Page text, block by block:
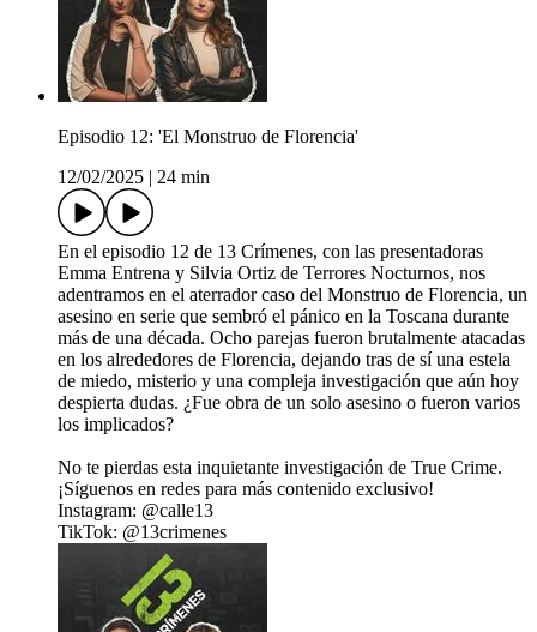
Episodio 12: 'El Monstruo de Florencia'
12/02/2025
24 min
En el episodio 12 de 13 Crímenes, con las presentadoras
Emma Entrena y Silvia Ortiz de Terrores Nocturnos, nos
adentramos en el aterrador caso del Monstruo de Florencia, un
asesino en serie que sembró el pánico en la Toscana durante
más de una década. Ocho parejas fueron brutalmente atacadas
en los alrededores de Florencia, dejando tras de sí una estela
de miedo, misterio y una compleja investigación que aún hoy
despierta dudas. ¿Fue obra de un solo asesino o fueron varios
los implicados?
No te pierdas esta inquietante investigación de True Crime.
¡Síguenos en redes para más contenido exclusivo!
Instagram: @calle13
TikTok: @13crimenes